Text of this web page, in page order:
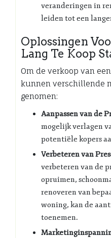
veranderingen in
leiden tot een
Oplossingen
Lang Te Koop
Om de verkoop van
kunnen verschillende
genomen:
Aanpassen van de
mogelijk verlagen
potentiële kopers
Verbeteren van
verbeteren van de
opruimen,
renoveren van
woning, kan de
toenemen.